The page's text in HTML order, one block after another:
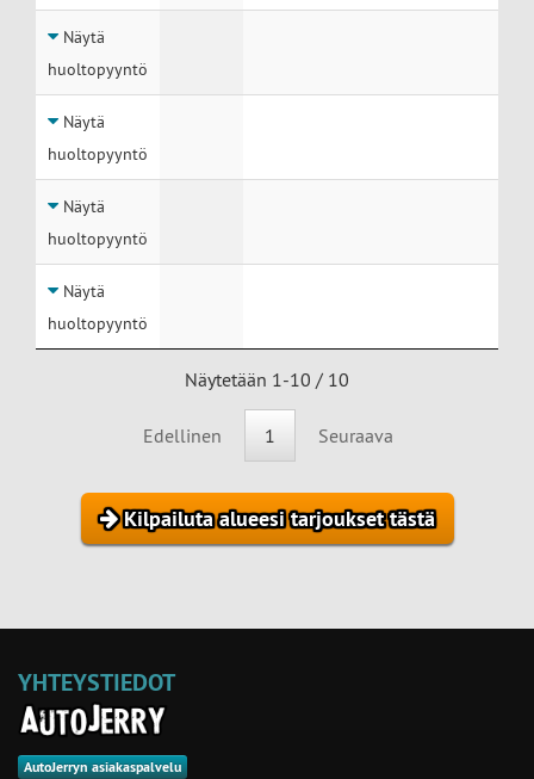
Näytä
huoltopyyntö
Näytä
huoltopyyntö
Näytä
huoltopyyntö
Näytä
huoltopyyntö
Näytetään 1-10 / 10
Edellinen 1 Seuraava
Kilpailuta alueesi tarjoukset tästä
YHTEYSTIEDOT
AutoJerryn asiakaspalvelu